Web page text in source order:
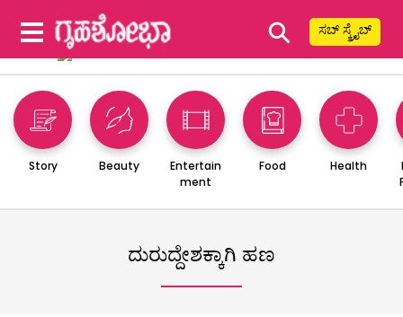
⚲ ಸಬ್ ಸ್ಕ್ರೈಬ್
Story Beauty
Entertain
ment
Food Health
ದುರುದ್ದೇಶಕ್ಕಾಗಿ ಹಣ